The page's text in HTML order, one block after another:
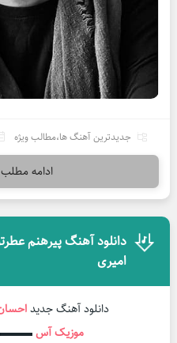
جدیدترین آهنگ ها،مطالب ویژه
ادامه
دانلود آهنگ پیرهنم
امیری
دانلود آهنگ جدید
موزیک آس▬▬▬